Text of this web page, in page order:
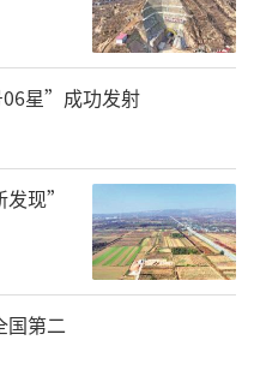
星”成功发射
现”
国第二